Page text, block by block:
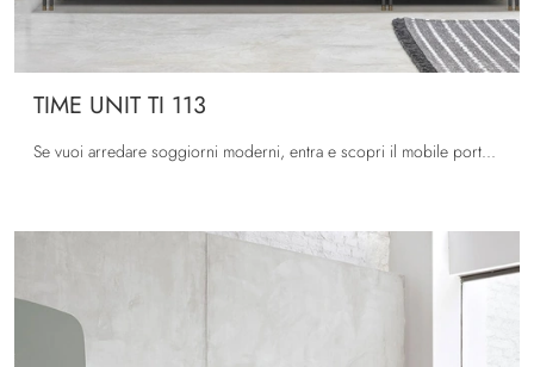
TIME UNIT TI 113
Se vuoi arredare soggiorni moderni, entra e scopri il mobile porta tv TIME UNIT TI 113 della marca Tomasella, realizzato in laccato opaco